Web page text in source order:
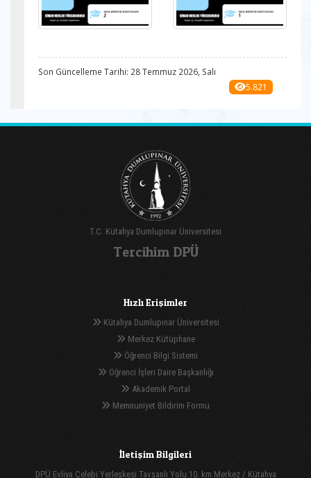
Son Güncelleme Tarihi: 28 Temmuz 2026, Salı
5.821
T.C. Kütahya Dumlupınar Üniversitesi
Tercihim DPÜ
Hızlı Erişimler
Kütahya Dumlupınar Üniversitesi
Merkez Kütüphane
Öğrenci Bilgi Sistemi
Öğrenci İşleri Daire Başkanlığı
Akademik Portal
Memnuniyet Bildirim Formu
İletişim Bilgileri
DPÜ Evliya Çelebi Yerleşkesi Tavşanlı Yolu 10. km Merkez / Kütahya